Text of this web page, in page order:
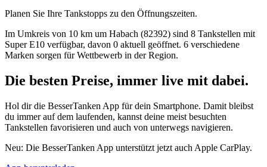
Planen Sie Ihre Tankstopps zu den Öffnungszeiten.
Im Umkreis von 10 km um Habach (82392) sind 8 Tankstellen mit
Super E10 verfügbar, davon 0 aktuell geöffnet. 6 verschiedene
Marken sorgen für Wettbewerb in der Region.
Die besten Preise, immer live mit dabei.
Hol dir die BesserTanken App für dein Smartphone. Damit bleibst
du immer auf dem laufenden, kannst deine meist besuchten
Tankstellen favorisieren und auch von unterwegs navigieren.
Neu: Die BesserTanken App unterstützt jetzt auch Apple CarPlay.